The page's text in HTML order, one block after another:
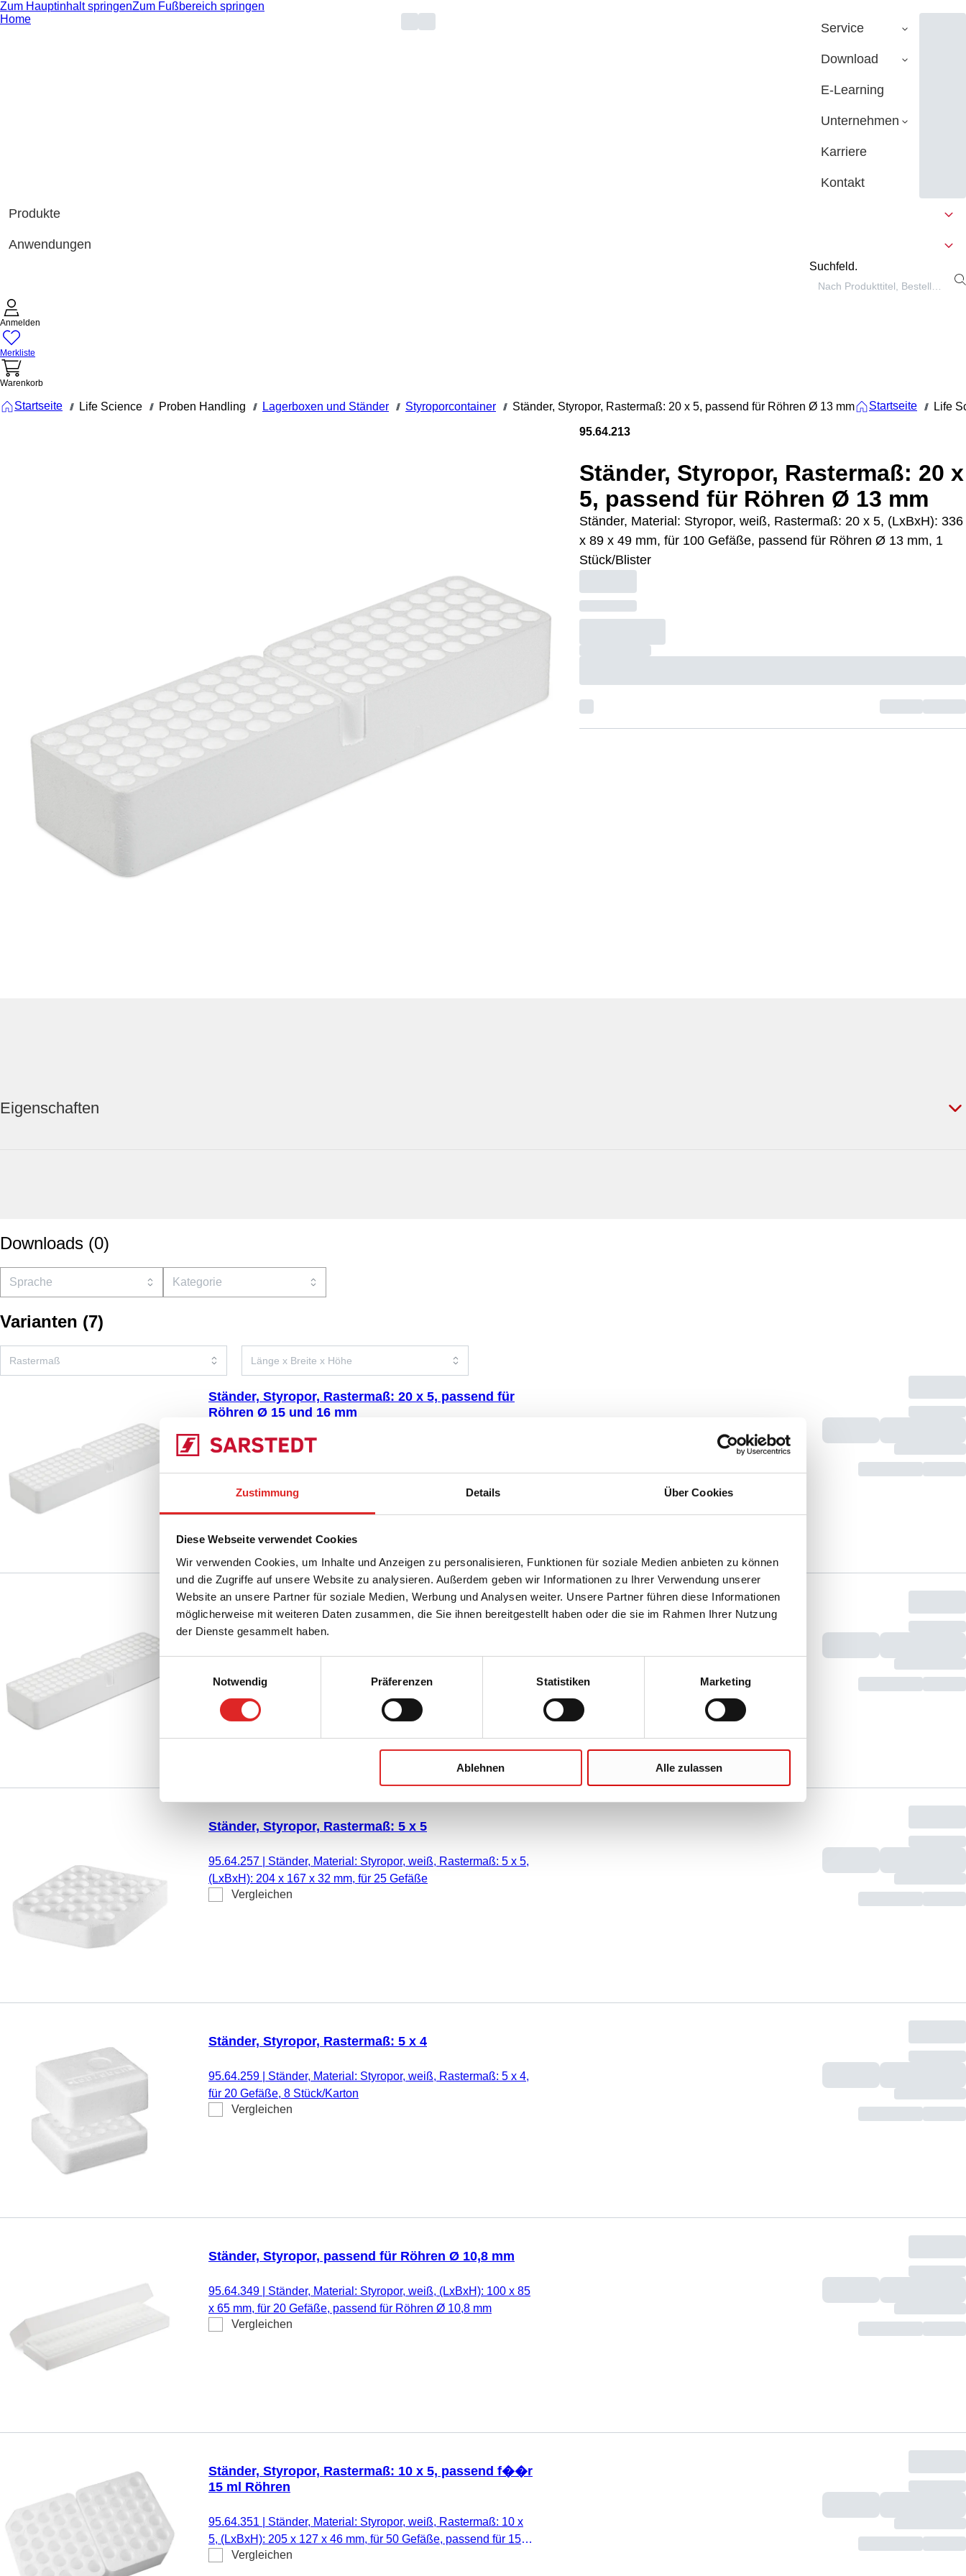
Zustimmung Details Über Cookies
Diese Webseite verwendet Cookies
Wir verwenden Cookies, um Inhalte und Anzeigen zu personalisieren, Funktionen für soziale Medien anbieten zu können
und die Zugriffe auf unsere Website zu analysieren. Außerdem geben wir Informationen zu Ihrer Verwendung unserer
Website an unsere Partner für soziale Medien, Werbung und Analysen weiter. Unsere Partner führen diese Informationen
möglicherweise mit weiteren Daten zusammen, die Sie ihnen bereitgestellt haben oder die sie im Rahmen Ihrer Nutzung
der Dienste gesammelt haben.
Notwendig
Präferenzen Statistiken Marketing
Ablehnen Alle zulassen
Zum Hauptinhalt springenZum Fußbereich springen
Home
Service
Download
E-Learning
Unternehmen
Karriere
Kontakt
Produkte
Anwendungen
Suchfeld.
Anmelden
Merkliste
Warenkorb
Startseite /// Life Science /// Proben Handling /// Lagerboxen und Ständer /// Styroporcontainer /// Ständer, Styropor, Rastermaß: 20 x 5, passend für Röhren Ø 13 mm Startseite /// Life
95.64.213
Ständer, Styropor, Rastermaß: 20 x
5, passend für Röhren Ø 13 mm
Ständer, Material: Styropor, weiß, Rastermaß: 20 x 5, (LxBxH): 336
x 89 x 49 mm, für 100 Gefäße, passend für Röhren Ø 13 mm, 1
Stück/Blister
Eigenschaften
Downloads (0)
Varianten (7)
Ständer, Styropor, Rastermaß: 20 x 5, passend für
Röhren Ø 15 und 16 mm
95.64.250|
Ständer, Material: Styropor, weiß, Rastermaß: 20 x
Ständer, Styropor, Rastermaß: 20 x 5, passend für S-
Monovette® Ø 11 mm
(LxBxH): 310 x 83 x 50 mm, passend für S-Monovette® Ø 11
mm, 1 Stück/Blister
Ständer, Styropor, Rastermaß: 5 x 5
95.64.257
Ständer, Material: Styropor, weiß, Rastermaß: 5 x 5,
(LxBxH): 204 x 167 x 32 mm, für 25 Gefäße
Vergleichen
Ständer, Styropor, Rastermaß: 5 x 4
95.64.259
Ständer, Material: Styropor, weiß, Rastermaß: 5 x 4,
für 20 Gefäße, 8 Stück/Karton
Vergleichen
Ständer, Styropor, passend für Röhren Ø 10,8 mm
95.64.349
Ständer, Material: Styropor, weiß, (LxBxH): 100 x 85
x 65 mm, für 20 Gefäße, passend für Röhren Ø 10,8 mm
Vergleichen
Ständer, Styropor, Rastermaß: 10 x 5, passend f��r
15 ml Röhren
95.64.351
Ständer, Material: Styropor, weiß, Rastermaß: 10 x
5, (LxBxH): 205 x 127 x 46 mm, für 50 Gefäße, passend für 15
ml Röhren, 24 Stück/Karton
Vergleichen